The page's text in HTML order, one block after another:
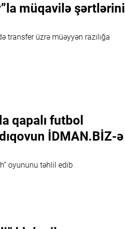
müqavilə şərtlərini
transfer üzrə müəyyən razılığa
qapalı futbol
İDMAN.BİZ-ə
oyununu təhlil edib